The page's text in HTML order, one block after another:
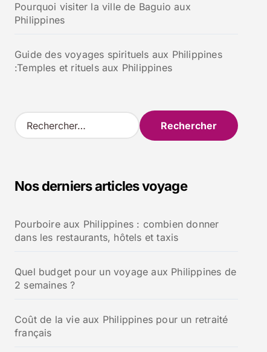
Pourquoi visiter la ville de Baguio aux
Philippines
Guide des voyages spirituels aux Philippines
:Temples et rituels aux Philippines
R
e
r
e
r
Nos derniers articles voyage
Pourboire aux Philippines : combien donner
dans les restaurants, hôtels et taxis
Quel budget pour un voyage aux Philippines de
2 semaines ?
Coût de la vie aux Philippines pour un retraité
français